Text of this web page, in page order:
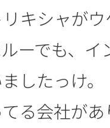
キシャが
ーでも、イ
したっけ
る会社が